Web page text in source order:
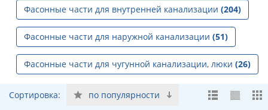
Фасонные части для внутренней канализации (204)
Фасонные части для наружной канализации (51)
Фасонные части для чугунной канализации, люки (26)
Сортировка:
по популярности